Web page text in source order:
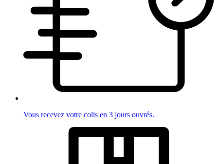
Vous recevez votre colis en 3 jours ouvrés.